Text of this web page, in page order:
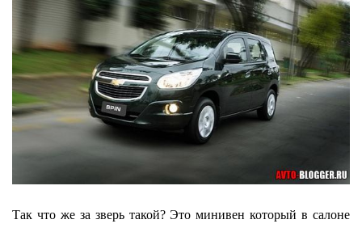
Так что же за зверь такой? Это минивен который в салоне